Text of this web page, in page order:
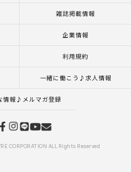
雑誌掲載情報
企業情報
利用規約
一緒に働こう♪求人情報
情報♪メルマガ登録
CORPORATION ALL Rights Reserved